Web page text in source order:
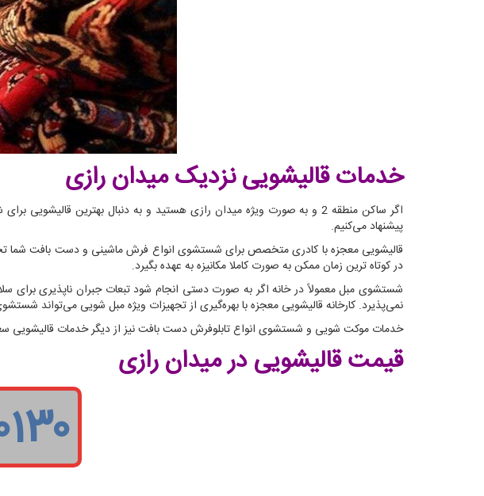
خدمات قالیشویی نزدیک میدان رازی
اگر ساکن منطقه 2 و به صورت ویژه میدان رازی هستید و به دنبال بهترین
پیشنهاد می‌کنیم.
قالیشویی معجزه با کادری متخصص برای شستشوی انواع فرش ماشینی و دست بافت شما
در کوتاه ترین زمان ممکن به صورت کاملا مکانیزه به عهده بگیرد.
شستشوی مبل معمولاً در خانه اگر به صورت دستی انجام شود تبعات جبران ناپذیری
نمی‌پذیرد. کارخانه قالیشویی معجزه با بهره‌گیری از تجهیزات ویژه مبل شویی می‌تواند
خدمات موکت شویی و شستشوی انواع تابلوفرش دست بافت نیز از دیگر خدمات قالیشویی
قیمت قالیشویی در میدان رازی